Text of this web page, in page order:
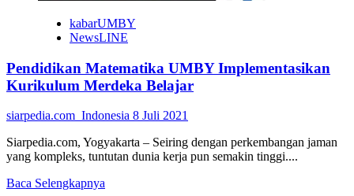
kabarUMBY
NewsLINE
Pendidikan Matematika UMBY Implementasikan
Kurikulum Merdeka Belajar
siarpedia.com_Indonesia 8 Juli 2021
Siarpedia.com, Yogyakarta – Seiring dengan perkembangan jaman
yang kompleks, tuntutan dunia kerja pun semakin tinggi....
Baca Selengkapnya